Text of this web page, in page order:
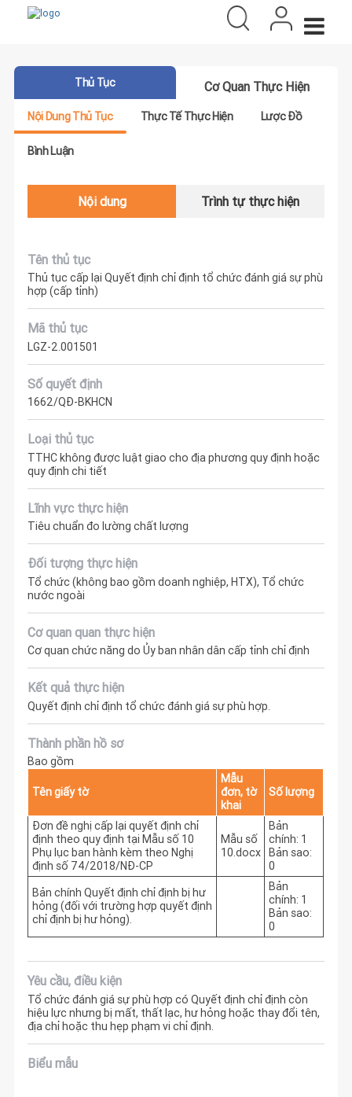
Thủ Tục Cơ Quan Thực Hiện
Nội Dung Thủ Tục Thực Tế Thực Hiện Lược Đồ
Bình Luận
Nội dung Trình tự thực hiện
Tên thủ tục
Thủ tục cấp lại Quyết định chỉ định tổ chức đánh giá sự phù
hợp (cấp tỉnh)
Mã thủ tục
LGZ-2.001501
Số quyết định
1662/QĐ-BKHCN
Loại thủ tục
TTHC không được luật giao cho địa phương quy định hoặc
quy định chi tiết
Lĩnh vực thực hiện
Tiêu chuẩn đo lường chất lượng
Đối tượng thực hiện
Tổ chức (không bao gồm doanh nghiệp, HTX), Tổ chức
nước ngoài
Cơ quan quan thực hiện
Cơ quan chức năng do Ủy ban nhân dân cấp tỉnh chỉ định
Kết quả thực hiện
Quyết định chỉ định tổ chức đánh giá sự phù hợp.
Thành phần hồ sơ
Bao gồm
Tên giấy tờ
Mẫu
đơn, tờ
khai
Số lượng
Đơn đề nghị cấp lại quyết định chỉ
định theo quy định tại Mẫu số 10
Phụ lục ban hành kèm theo Nghị
định số 74/2018/NĐ-CP
Mẫu số
10.docx
Bản
chính: 1
Bản sao:
0
Bản chính Quyết định chỉ định bị hư
hỏng (đối với trường hợp quyết định
chỉ định bị hư hỏng).
Bản
chính: 1
Bản sao:
0
Yêu cầu, điều kiện
Tổ chức đánh giá sự phù hợp có Quyết định chỉ định còn
hiệu lực nhưng bị mất, thất lạc, hư hỏng hoặc thay đổi tên,
địa chỉ hoặc thu hẹp phạm vi chỉ định.
Biểu mẫu